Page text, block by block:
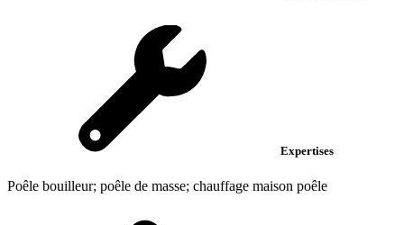
Expertises
Poêle bouilleur; poêle de masse; chauffage maison poêle